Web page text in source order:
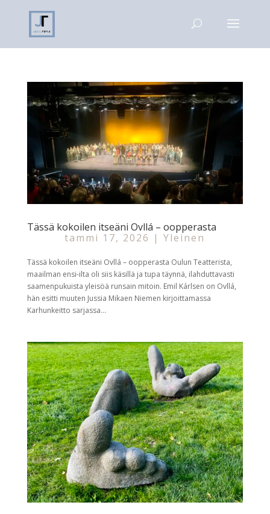
Tässä kokoilen itseäni Ovllá – oopperasta
tammi 17, 2026 |Yleinen
Tässä kokoilen itseäni Ovllá – oopperasta Oulun Teatterista,
maailman ensi-ilta oli siis käsillä ja tupa täynnä, ilahduttavasti
saamenpukuista yleisöä runsain mitoin. Emil Kárlsen on Ovllá,
hän esitti muuten Jussia Mikaen Niemen kirjoittamassa
Karhunkeitto sarjassa...